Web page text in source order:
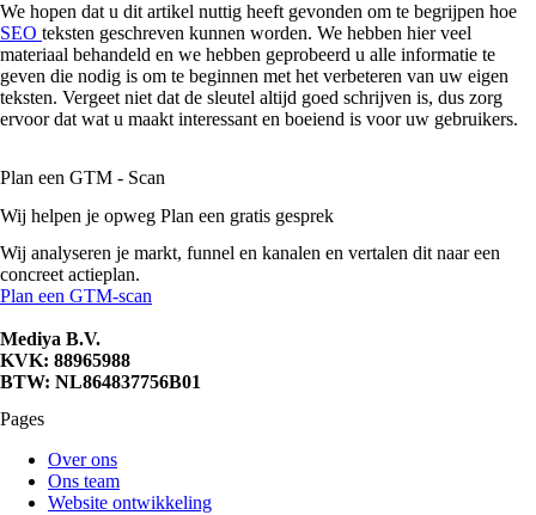
We hopen dat u dit artikel nuttig heeft gevonden om te begrijpen hoe
SEO teksten geschreven kunnen worden. We hebben hier veel
materiaal behandeld en we hebben geprobeerd u alle informatie te
geven die nodig is om te beginnen met het verbeteren van uw eigen
teksten. Vergeet niet dat de sleutel altijd goed schrijven is, dus zorg
ervoor dat wat u maakt interessant en boeiend is voor uw gebruikers.
Plan een GTM - Scan
Wij helpen je opweg Plan een gratis gesprek
Wij analyseren je markt, funnel en kanalen en vertalen dit naar een
concreet actieplan.
Plan een GTM-scan
Mediya B.V.
KVK: 88965988
BTW: NL864837756B01
Pages
Over ons
Ons team
Website ontwikkeling